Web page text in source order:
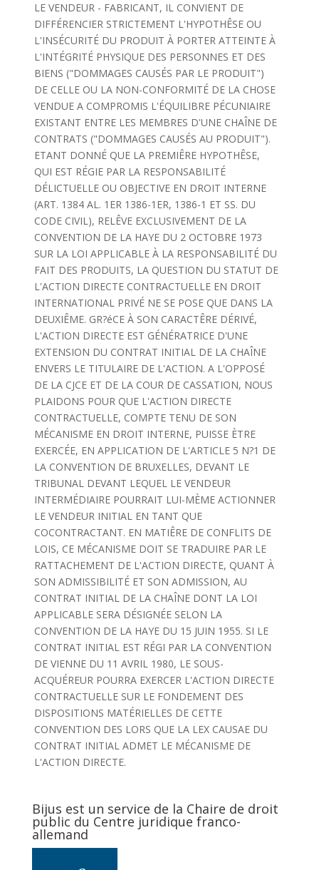
LE VENDEUR - FABRICANT, IL CONVIENT DE
DIFFÉRENCIER STRICTEMENT L'HYPOTHÊSE OU
L'INSÉCURITÉ DU PRODUIT À PORTER ATTEINTE À
L'INTÉGRITÉ PHYSIQUE DES PERSONNES ET DES
BIENS ("DOMMAGES CAUSÉS PAR LE PRODUIT")
DE CELLE OU LA NON-CONFORMITÉ DE LA CHOSE
VENDUE A COMPROMIS L'ÉQUILIBRE PÉCUNIAIRE
EXISTANT ENTRE LES MEMBRES D'UNE CHAÎNE DE
CONTRATS ("DOMMAGES CAUSÉS AU PRODUIT").
ETANT DONNÉ QUE LA PREMIÊRE HYPOTHÊSE,
QUI EST RÉGIE PAR LA RESPONSABILITÉ
DÉLICTUELLE OU OBJECTIVE EN DROIT INTERNE
(ART. 1384 AL. 1ER 1386-1ER, 1386-1 ET SS. DU
CODE CIVIL), RELÊVE EXCLUSIVEMENT DE LA
CONVENTION DE LA HAYE DU 2 OCTOBRE 1973
SUR LA LOI APPLICABLE À LA RESPONSABILITÉ DU
FAIT DES PRODUITS, LA QUESTION DU STATUT DE
L'ACTION DIRECTE CONTRACTUELLE EN DROIT
INTERNATIONAL PRIVÉ NE SE POSE QUE DANS LA
DEUXIÊME. GR?éCE À SON CARACTÊRE DÉRIVÉ,
L'ACTION DIRECTE EST GÉNÉRATRICE D'UNE
EXTENSION DU CONTRAT INITIAL DE LA CHAÎNE
ENVERS LE TITULAIRE DE L'ACTION. A L'OPPOSÉ
DE LA CJCE ET DE LA COUR DE CASSATION, NOUS
PLAIDONS POUR QUE L'ACTION DIRECTE
CONTRACTUELLE, COMPTE TENU DE SON
MÉCANISME EN DROIT INTERNE, PUISSE ÈTRE
EXERCÉE, EN APPLICATION DE L'ARTICLE 5 N?1 DE
LA CONVENTION DE BRUXELLES, DEVANT LE
TRIBUNAL DEVANT LEQUEL LE VENDEUR
INTERMÉDIAIRE POURRAIT LUI-MÈME ACTIONNER
LE VENDEUR INITIAL EN TANT QUE
COCONTRACTANT. EN MATIÊRE DE CONFLITS DE
LOIS, CE MÉCANISME DOIT SE TRADUIRE PAR LE
RATTACHEMENT DE L'ACTION DIRECTE, QUANT À
SON ADMISSIBILITÉ ET SON ADMISSION, AU
CONTRAT INITIAL DE LA CHAÎNE DONT LA LOI
APPLICABLE SERA DÉSIGNÉE SELON LA
CONVENTION DE LA HAYE DU 15 JUIN 1955. SI LE
CONTRAT INITIAL EST RÉGI PAR LA CONVENTION
DE VIENNE DU 11 AVRIL 1980, LE SOUS-
ACQUÉREUR POURRA EXERCER L'ACTION DIRECTE
CONTRACTUELLE SUR LE FONDEMENT DES
DISPOSITIONS MATÉRIELLES DE CETTE
CONVENTION DES LORS QUE LA LEX CAUSAE DU
CONTRAT INITIAL ADMET LE MÉCANISME DE
L'ACTION DIRECTE.
Bijus est un service de la Chaire de droit
public du Centre juridique franco-
allemand